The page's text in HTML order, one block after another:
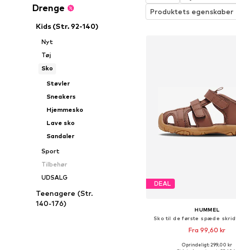
Drenge
Kids (Str. 92-140)
Nyt
Tøj
Sko
Støvler
Sneakers
Hjemmesko
Lave sko
Sandaler
Sport
Tilbehør
UDSALG
Teenagere (Str.
140-176)
Produktets egenskaber
DEAL
HUMMEL
Sko til de første spæde
Fra 99,60 kr
+5
Fås i mange størrelser
Oprindeligt: 299,00 kr